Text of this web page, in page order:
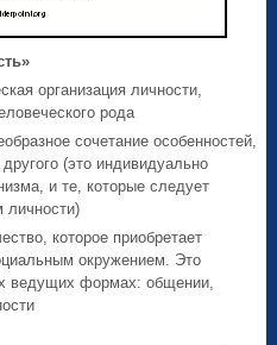
организация личности,
рода
сочетание особенностей,
(это индивидуально
и те, которые следует
личности)
которое приобретает
окружением. Это
ведущих формах: общении,